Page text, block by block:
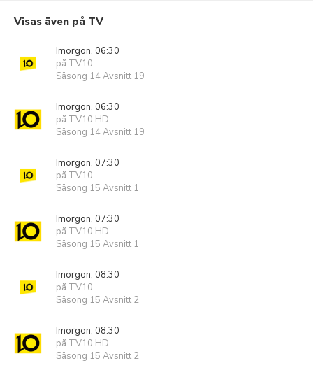
Visas även på TV
Imorgon, 06:30
på TV10
Säsong 14 Avsnitt 19
Imorgon, 06:30
på TV10 HD
Säsong 14 Avsnitt 19
Imorgon, 07:30
på TV10
Säsong 15 Avsnitt 1
Imorgon, 07:30
på TV10 HD
Säsong 15 Avsnitt 1
Imorgon, 08:30
på TV10
Säsong 15 Avsnitt 2
Imorgon, 08:30
på TV10 HD
Säsong 15 Avsnitt 2